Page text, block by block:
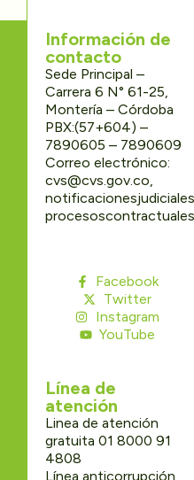
Información de
contacto
Sede Principal –
Carrera 6 N° 61-25,
Montería – Córdoba
PBX:(57+604) –
7890605 – 7890609
Correo electrónico:
cvs@cvs.gov.co,
Facebook
Twitter
Instagram
YouTube
Línea de
atención
Linea de atención
gratuita 01 8000 91
4808
Línea anticorrupción